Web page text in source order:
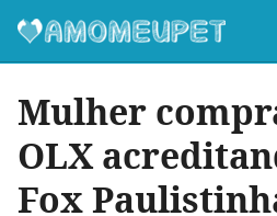
Mulher
OLX
Fox